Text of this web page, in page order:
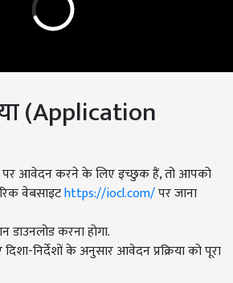
(Application
आवेदन करने के लिए इच्छुक हैं, तो आपको
वेबसाइटhttps://iocl.com/परजाना
डाउनलोड करना होगा.
निर्देशों के अनुसार आवेदन प्रक्रिया को पूरा